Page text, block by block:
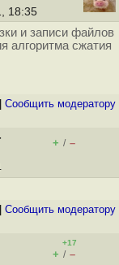
18:35
и записи файлов
алгоритма сжатия
Cообщить модератору
+ / –
Cообщить модератору
+17
+ / –